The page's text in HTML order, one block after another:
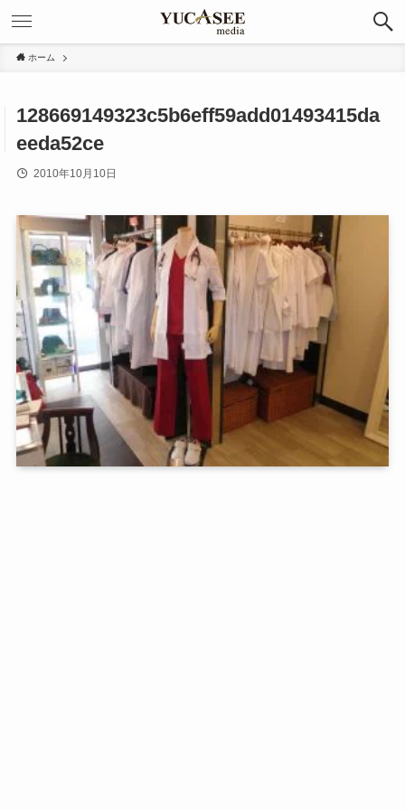
ホーム
128669149323c5b6eff59add01493415da
eeda52ce
2010年10月10日